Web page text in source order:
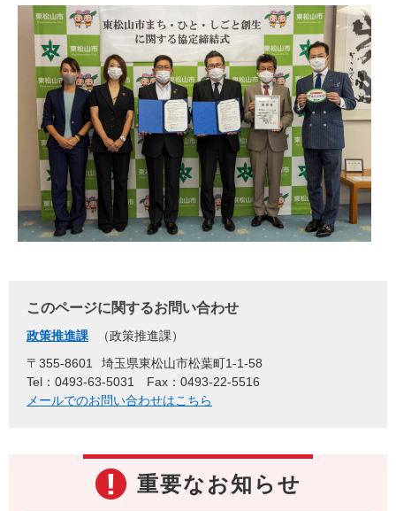
このページに関するお問い合わせ
政策推進課
政策推進課
〒355-8601
埼玉県東松山市松葉町1-1-58
Tel：0493-63-5031
Fax：0493-22-5516
メールでのお問い合わせはこちら
重要なお知らせ